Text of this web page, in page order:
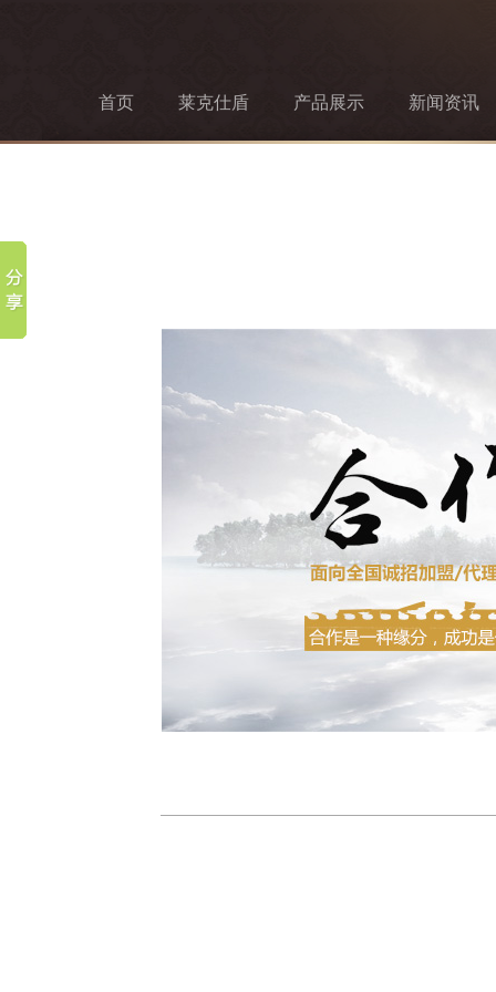
首页 莱克仕盾 产品展示 新闻资讯